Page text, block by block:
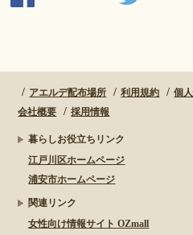
アエルデ配布場所 利用規約 個
会社概要
採用情報
暮らしお役立ちリンク
江戸川区ホームページ
浦安市ホームページ
関連リンク
女性向け情報サイト OZmall